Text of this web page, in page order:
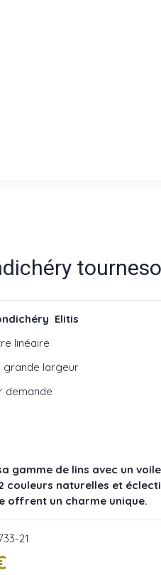
Elitis
linéaire
grande largeur
demande
gamme de lins avec un
couleurs naturelles et
offrent un charme unique.
21